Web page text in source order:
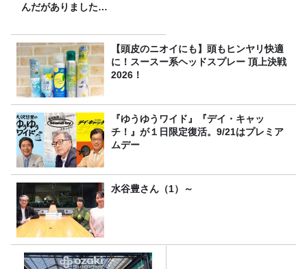
んだがありました…
【頭皮のニオイにも】頭もヒンヤリ快適
に！スースー系ヘッドスプレー 頂上決戦
2026！
『ゆうゆうワイド』『デイ・キャッ
チ！』が１日限定復活。9/21はプレミア
ムデー
水谷豊さん（1）～